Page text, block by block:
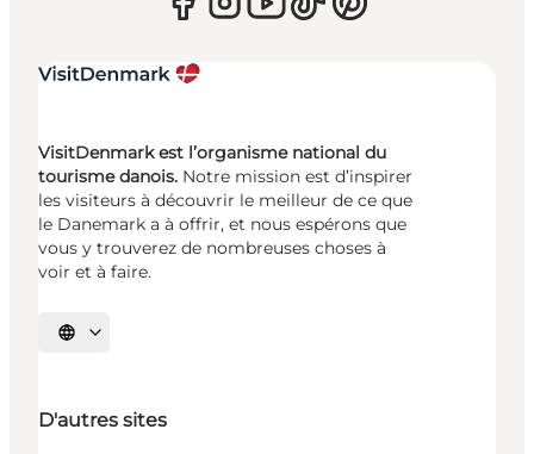
VisitDenmark est l’organisme national du
tourisme danois. Notre mission est d’inspirer
les visiteurs à découvrir le meilleur de ce que
le Danemark a à offrir, et nous espérons que
vous y trouverez de nombreuses choses à
voir et à faire.
Choisissez la langue
D'autres sites